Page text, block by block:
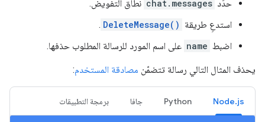
حدِّد chat.messages نطاق التفويض.
استدعِ طريقة DeleteMessage()
.
اضبط name على اسم المورد للرسالة المطلوب حذفها.
يحذف المثال التالي رسالة تتضمّن مصادقة المستخدم:
Node.js
Python جافا برمجة التطبيقات